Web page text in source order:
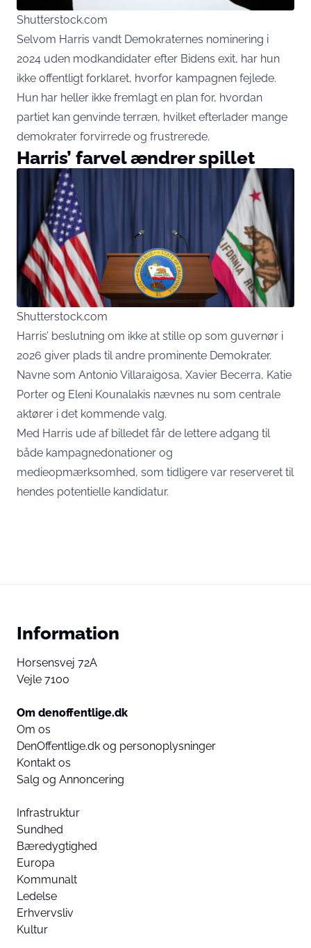
Shutterstock.com
Selvom Harris vandt Demokraternes nominering i
2024 uden modkandidater efter Bidens exit, har hun
ikke offentligt forklaret, hvorfor kampagnen fejlede.
Hun har heller ikke fremlagt en plan for, hvordan
partiet kan genvinde terræn, hvilket efterlader mange
demokrater forvirrede og frustrerede.
Harris’ farvel ændrer spillet
Shutterstock.com
Harris’ beslutning om ikke at stille op som guvernør i
2026 giver plads til andre prominente Demokrater.
Navne som Antonio Villaraigosa, Xavier Becerra, Katie
Porter og Eleni Kounalakis nævnes nu som centrale
aktører i det kommende valg.
Med Harris ude af billedet får de lettere adgang til
både kampagnedonationer og
medieopmærksomhed, som tidligere var reserveret til
hendes potentielle kandidatur.
Information
Horsensvej 72A
Vejle 7100
Om denoffentlige.dk
Om os
DenOffentlige.dk og personoplysninger
Kontakt os
Salg og Annoncering
Infrastruktur
Sundhed
Bæredygtighed
Europa
Kommunalt
Ledelse
Erhvervsliv
Kultur